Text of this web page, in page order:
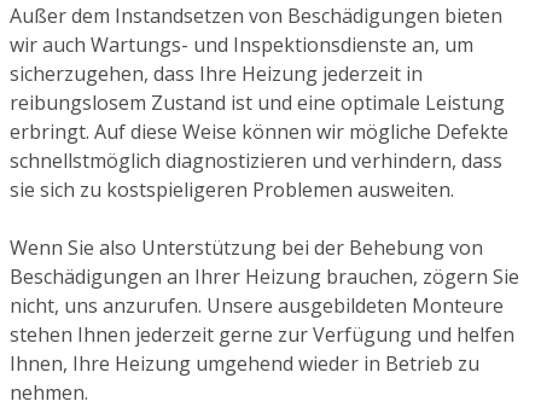
Außer dem Instandsetzen von Beschädigungen bieten
wir auch Wartungs- und Inspektionsdienste an, um
sicherzugehen, dass Ihre Heizung jederzeit in
reibungslosem Zustand ist und eine optimale Leistung
erbringt. Auf diese Weise können wir mögliche Defekte
schnellstmöglich diagnostizieren und verhindern, dass
sie sich zu kostspieligeren Problemen ausweiten.
Wenn Sie also Unterstützung bei der Behebung von
Beschädigungen an Ihrer Heizung brauchen, zögern Sie
nicht, uns anzurufen. Unsere ausgebildeten Monteure
stehen Ihnen jederzeit gerne zur Verfügung und helfen
Ihnen, Ihre Heizung umgehend wieder in Betrieb zu
nehmen.